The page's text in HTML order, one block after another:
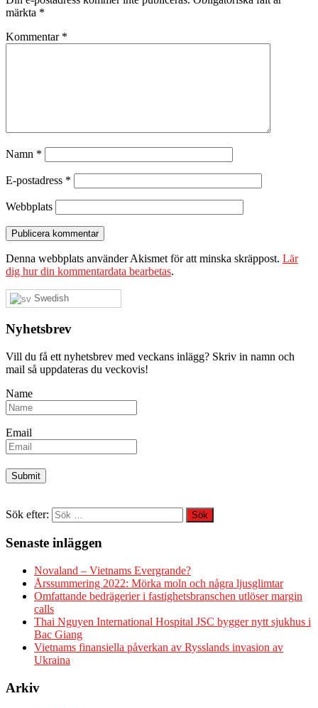
märkta *
Kommentar *
Namn *
E-postadress *
Webbplats
Denna webbplats använder Akismet för att minska skräppost. Lär
dig hur din kommentardata bearbetas.
Swedish
Nyhetsbrev
Vill du få ett nyhetsbrev med veckans inlägg? Skriv in namn och
mail så uppdateras du veckovis!
Name
Email
Sök efter:
Senaste inläggen
Novaland – Vietnams Evergrande?
Årssummering 2022: Mörka moln och några ljusglimtar
Omfattande bedrägerier i fastighetsbranschen utlöser margin
calls
Thai Nguyen International Hospital JSC bygger nytt sjukhus i
Bac Giang
Vietnams finansiella påverkan av Rysslands invasion av
Ukraina
Arkiv